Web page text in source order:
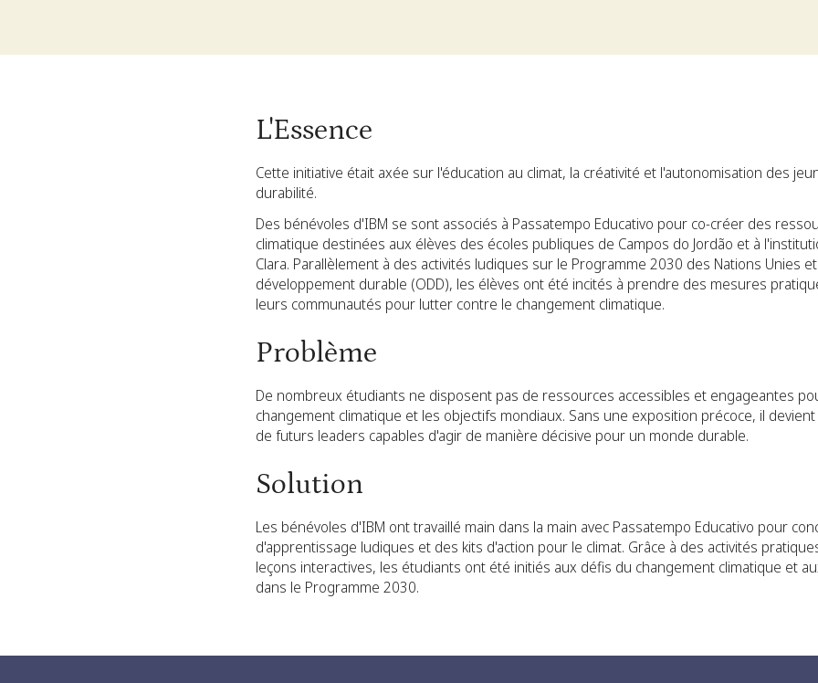
L'Essence
Cette initiative était axée sur l'éducation au climat, la créativité et l'autonomisation des
durabilité.
Des bénévoles d'IBM se sont associés à Passatempo Educativo pour co-créer des
climatique destinées aux élèves des écoles publiques de Campos do Jordão et à
Clara. Parallèlement à des activités ludiques sur le Programme 2030 des Nations Unies
développement durable (ODD), les élèves ont été incités à prendre des mesures
leurs communautés pour lutter contre le changement climatique.
Problème
De nombreux étudiants ne disposent pas de ressources accessibles et engageantes
changement climatique et les objectifs mondiaux. Sans une exposition précoce, il
de futurs leaders capables d'agir de manière décisive pour un monde durable.
Solution
Les bénévoles d'IBM ont travaillé main dans la main avec Passatempo Educativo pour
d'apprentissage ludiques et des kits d'action pour le climat. Grâce à des activités
leçons interactives, les étudiants ont été initiés aux défis du changement climatique et
dans le Programme 2030.